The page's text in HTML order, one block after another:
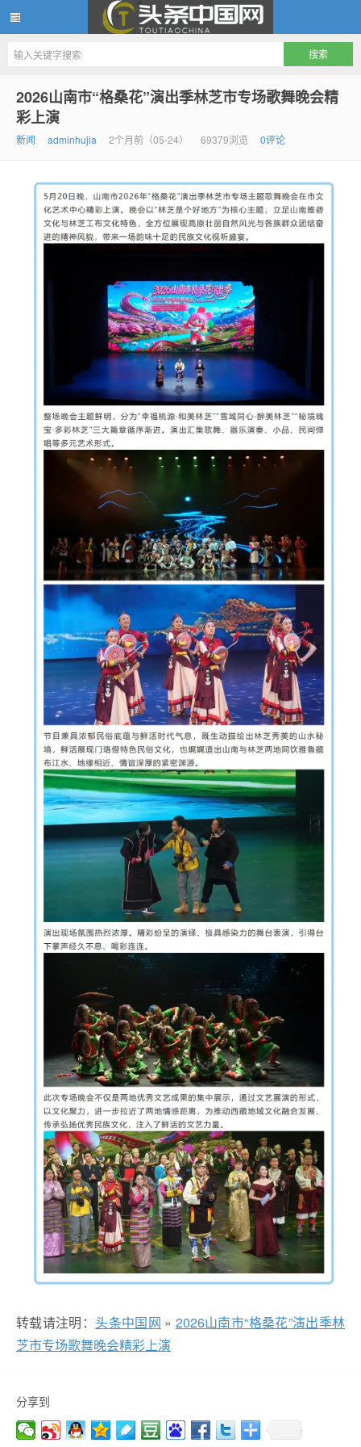
头条中国网
2026山南市“格桑花”演出季林芝市专场歌舞晚会精
彩上演
新闻 adminhujia 2个月前（05-24） 69379浏览 0评论
转载请注明： 头条中国网 » 2026山南市“格桑花”演出季林
芝市专场歌舞晚会精彩上演
分享到